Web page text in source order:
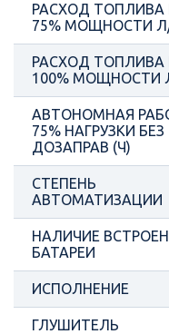
РАСХОД ТОПЛИВА
75% МОЩНОСТИ
РАСХОД ТОПЛИВА
100% МОЩНОСТИ
АВТОНОМНАЯ
75% НАГРУЗКИ БЕЗ
ДОЗАПРАВ (Ч)
СТЕПЕНЬ
АВТОМАТИЗАЦИИ
НАЛИЧИЕ
БАТАРЕИ
ИСПОЛНЕНИЕ
ГЛУШИТЕЛЬ